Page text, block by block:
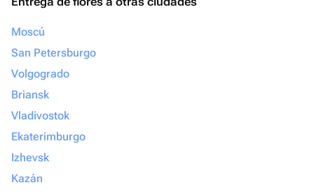
Moscú
San Petersburgo
Volgogrado
Briansk
Vladivostok
Ekaterimburgo
Izhevsk
Kazán